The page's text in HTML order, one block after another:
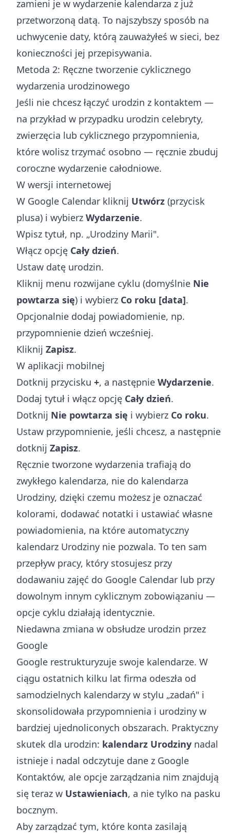
zamieni je w wydarzenie kalendarza z już
przetworzoną datą. To najszybszy sposób na
uchwycenie daty, którą zauważyłeś w sieci, bez
konieczności jej przepisywania.
Metoda 2: Ręczne tworzenie cyklicznego
wydarzenia urodzinowego
Jeśli nie chcesz łączyć urodzin z kontaktem —
na przykład w przypadku urodzin celebryty,
zwierzęcia lub cyklicznego przypomnienia,
które wolisz trzymać osobno — ręcznie zbuduj
coroczne wydarzenie całodniowe.
W wersji internetowej
W Google Calendar kliknij Utwórz (przycisk
plusa) i wybierz Wydarzenie.
Wpisz tytuł, np. „Urodziny Marii".
Włącz opcję Cały dzień.
Ustaw datę urodzin.
Kliknij menu rozwijane cyklu (domyślnie Nie
powtarza się) i wybierz Co roku [data].
Opcjonalnie dodaj powiadomienie, np.
przypomnienie dzień wcześniej.
Kliknij Zapisz.
W aplikacji mobilnej
Dotknij przycisku +, a następnie Wydarzenie.
Dodaj tytuł i włącz opcję Cały dzień.
Dotknij Nie powtarza się i wybierz Co roku.
Ustaw przypomnienie, jeśli chcesz, a następnie
dotknij Zapisz.
Ręcznie tworzone wydarzenia trafiają do
zwykłego kalendarza, nie do kalendarza
Urodziny, dzięki czemu możesz je oznaczać
kolorami, dodawać notatki i ustawiać własne
powiadomienia, na które automatyczny
kalendarz Urodziny nie pozwala. To ten sam
przepływ pracy, który stosujesz przy
dodawaniu zajęć do Google Calendar lub przy
dowolnym innym cyklicznym zobowiązaniu —
opcje cyklu działają identycznie.
Niedawna zmiana w obsłudze urodzin przez
Google
Google restrukturyzuje swoje kalendarze. W
ciągu ostatnich kilku lat firma odeszła od
samodzielnych kalendarzy w stylu „zadań" i
skonsolidowała przypomnienia i urodziny w
bardziej ujednoliconych obszarach. Praktyczny
skutek dla urodzin: kalendarz Urodziny nadal
istnieje i nadal odczytuje dane z Google
Kontaktów, ale opcje zarządzania nim znajdują
się teraz w Ustawieniach, a nie tylko na pasku
bocznym.
Aby zarządzać tym, które konta zasilają